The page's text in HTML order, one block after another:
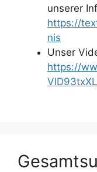
unserer
https://
nis
Unser
https://